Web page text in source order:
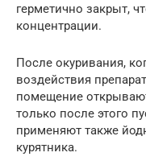
герметично закрыт,
концентрации.
После окуривания,
воздействия
помещение
только после этого
применяют также
курятника.